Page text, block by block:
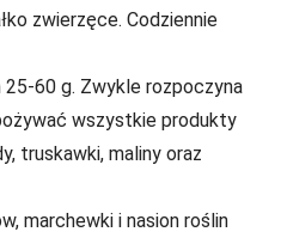
zwierzęce. Codziennie
60 g. Zwykle rozpoczyna
wszystkie produkty
truskawki, maliny oraz
marchewki i nasion roślin